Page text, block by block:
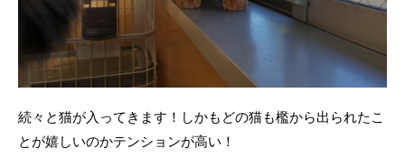
続々と猫が入ってきます！しかもどの猫も檻から出られたこ
とが嬉しいのかテンションが高い！